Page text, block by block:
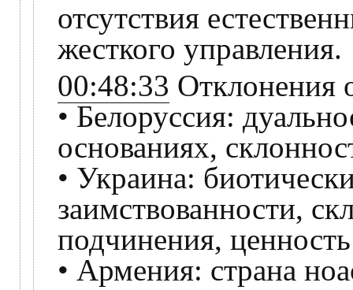
отсутствия
жесткого управления.
00:48:33 Отклонения
• Белоруссия:
основаниях,
• Украина:
заимствованности,
подчинения,
• Армения: страна